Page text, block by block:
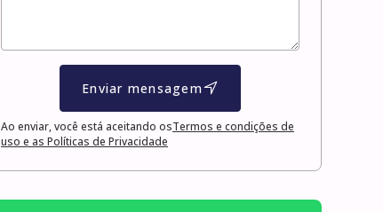
Enviar mensagem
Ao enviar, você está aceitando osTermos e condições de
uso e as Políticas de Privacidade